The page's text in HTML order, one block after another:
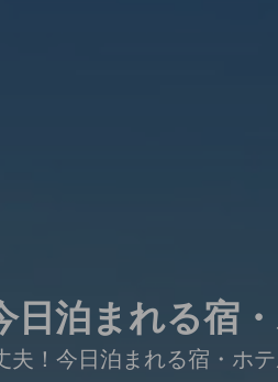
日泊まれる宿
夫！今日泊まれる宿・ホ